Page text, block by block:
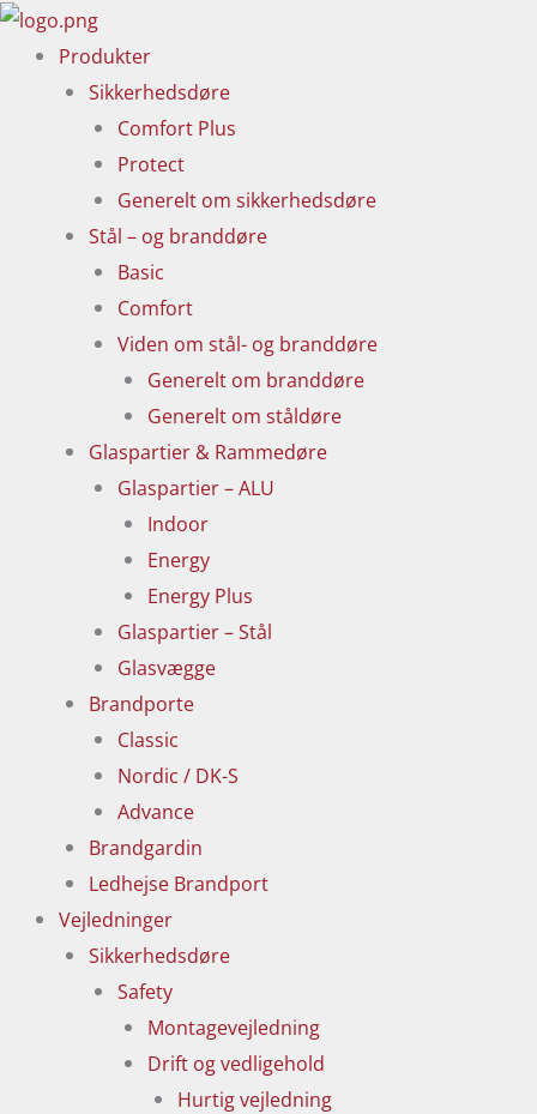
Gå
indholdet
Produkter
Sikkerhedsdøre
Comfort Plus
Protect
Generelt om sikkerhedsdøre
Stål – og branddøre
Basic
Comfort
Viden om stål- og branddøre
Generelt om branddøre
Generelt om ståldøre
Glaspartier & Rammedøre
Glaspartier – ALU
Indoor
Energy
Energy Plus
Glaspartier – Stål
Glasvægge
Brandporte
Classic
Nordic / DK-S
Advance
Brandgardin
Ledhejse Brandport
Vejledninger
Sikkerhedsdøre
Safety
Montagevejledning
Drift og vedligehold
Hurtig vejledning